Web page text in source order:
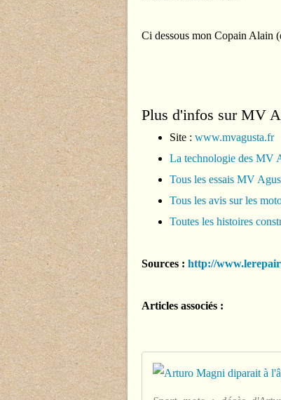
Ci dessous mon Copain Alain
Plus d'infos sur MV
Site : www.mvagusta.fr
La technologie des MV
Tous les essais MV
Tous les avis sur les
Toutes les histoires
Sources : http://
Articles associés :